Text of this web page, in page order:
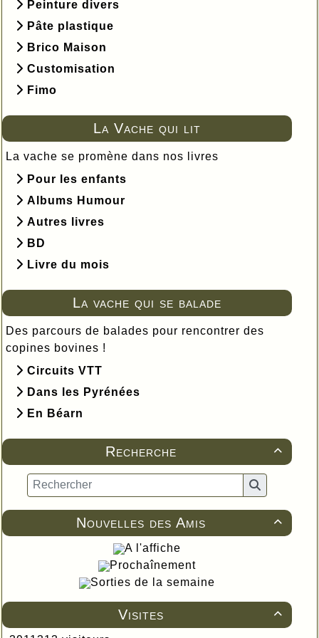
Peinture divers
Pâte plastique
Brico Maison
Customisation
Fimo
La Vache qui lit
La vache se promène dans nos livres
Pour les enfants
Albums Humour
Autres livres
BD
Livre du mois
La vache qui se balade
Des parcours de balades pour rencontrer des
copines bovines !
Circuits VTT
Dans les Pyrénées
En Béarn

Recherche

Nouvelles des Amis
A l'affiche
Prochaînement
Sorties de la semaine

Visites